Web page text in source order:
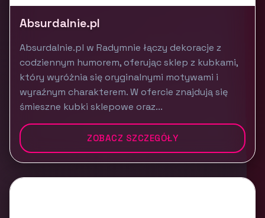
Absurdalnie.pl
Absurdalnie.pl w Radymnie łączy dekoracje z
codziennym humorem, oferując sklep z kubkami,
który wyróżnia się oryginalnymi motywami i
wyraźnym charakterem. W ofercie znajdują się
śmieszne kubki sklepowe oraz...
ZOBACZ SZCZEGÓŁY